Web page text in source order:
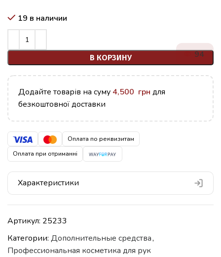
19 в наличии
В КОРЗИНУ 94
Додайте товарів на суму 4,500 грн для
безкоштовної доставки
Оплата по реквизитам
Оплата при отриманні
Характеристики
Артикул: 25233
Категории: Дополнительные средства,
Профессиональная косметика для рук